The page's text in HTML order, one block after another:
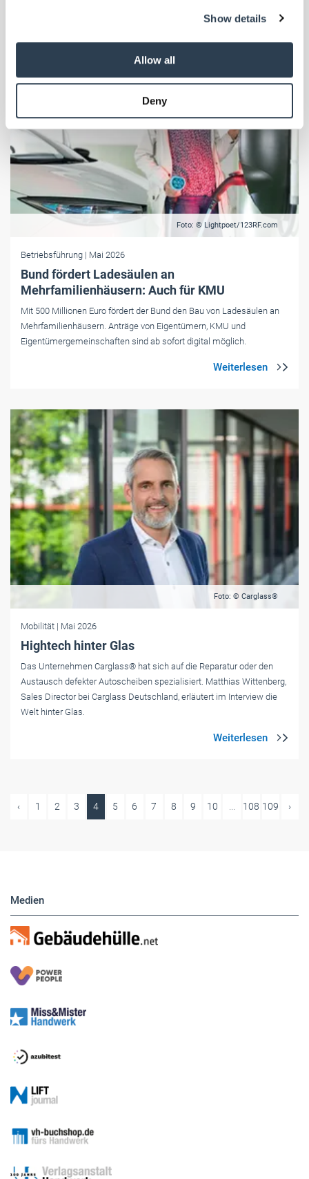
provide social media features and to analyse our traffic.
provided to them or that they’ve collected from your use
Weitere Informationen:Impressum Datenschutz
Show details
Allow all
Deny
Foto: © Lightpoet/123RF.com
Betriebsführung | Mai 2026
Bund fördert Ladesäulen an
Mehrfamilienhäusern: Auch für KMU
Mit 500 Millionen Euro fördert der Bund den Bau von Ladesäulen an
Mehrfamilienhäusern. Anträge von Eigentümern, KMU und
Eigentümergemeinschaften sind ab sofort digital möglich.
Foto: © Carglass®
Mobilität | Mai 2026
Hightech hinter Glas
Das Unternehmen Carglass® hat sich auf die Reparatur oder den
Austausch defekter Autoscheiben spezialisiert. Matthias Wittenberg,
Sales Director bei Carglass Deutschland, erläutert im Interview die
Welt hinter Glas.
‹ 1 2 3 4 5 6 7 8 9 10 ... 108 109 ›
Medien